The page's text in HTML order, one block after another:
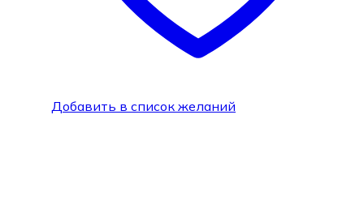
Добавить в список желаний